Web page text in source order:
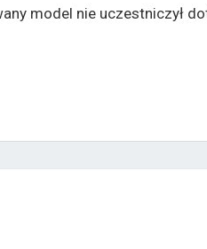
model nie uczestniczył